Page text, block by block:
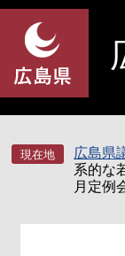
ペ
先
頭
す
メ
を
飛
し
広島県
系的な
月定例